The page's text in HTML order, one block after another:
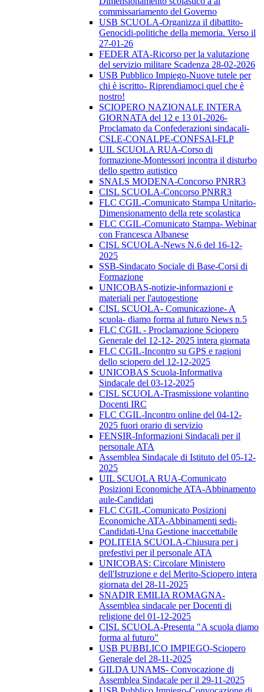
commissariamento del Governo
USB SCUOLA-Organizza il dibattito-
Genocidi-politiche della memoria. Verso il
27-01-26
FEDER ATA-Ricorso per la valutazione
del servizio militare Scadenza 28-02-2026
USB Pubblico Impiego-Nuove tutele per
chi è iscritto- Riprendiamoci quel che è
nostro!
SCIOPERO NAZIONALE INTERA
GIORNATA del 12 e 13 01-2026-
Proclamato da Confederazioni sindacali-
CSLE-CONALPE-CONFSAI-FLP
UIL SCUOLA RUA-Corso di
formazione-Montessori incontra il disturbo
dello spettro autistico
SNALS MODENA-Concorso PNRR3
CISL SCUOLA-Concorso PNRR3
FLC CGIL-Comunicato Stampa Unitario-
Dimensionamento della rete scolastica
FLC CGIL-Comunicato Stampa- Webinar
con Francesca Albanese
CISL SCUOLA-News N.6 del 16-12-
2025
SSB-Sindacato Sociale di Base-Corsi di
Formazione
UNICOBAS-notizie-informazioni e
materiali per l'autogestione
CISL SCUOLA- Comunicazione- A
scuola- diamo forma al futuro News n.5
FLC CGIL - Proclamazione Sciopero
Generale del 12-12- 2025 intera giornata
FLC CGIL-Incontro su GPS e ragioni
dello sciopero del 12-12-2025
UNICOBAS Scuola-Informativa
Sindacale del 03-12-2025
CISL SCUOLA-Trasmissione volantino
Docenti IRC
FLC CGIL-Incontro online del 04-12-
2025 fuori orario di servizio
FENSIR-Informazioni Sindacali per il
personale ATA
Assemblea Sindacale di Istituto del 05-12-
2025
UIL SCUOLA RUA-Comunicato
Posizioni Economiche ATA-Abbinamento
aule-Candidati
FLC CGIL-Comunicato Posizioni
Economiche ATA-Abbinamenti sedi-
Candidati-Una Gestione inaccettabile
POLITEIA SCUOLA-Chiusura per i
prefestivi per il personale ATA
UNICOBAS: Circolare Ministero
dell'Istruzione e del Merito-Sciopero intera
giornata del 28-11-2025
SNADIR EMILIA ROMAGNA-
Assemblea sindacale per Docenti di
religione del 01-12-2025
CISL SCUOLA-Presenta "A scuola diamo
forma al futuro"
USB PUBBLICO IMPIEGO-Sciopero
Generale del 28-11-2025
GILDA UNAMS- Convocazione di
Assemblea Sindacale per il 29-11-2025